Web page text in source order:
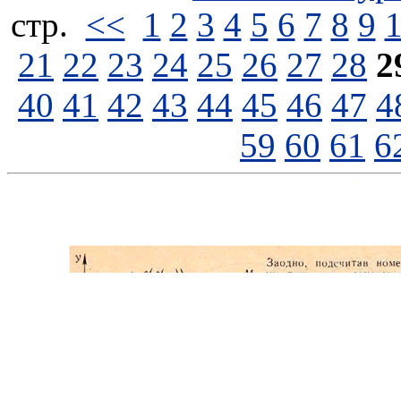
стp. << 1 2 3 4 5 6 7 8 9
21 22 23 24 25 26 27 28
40 41 42 43 44 45 46 47
59 60 61